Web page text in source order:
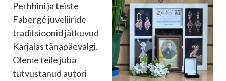
Perhhini ja teiste
Fabergé juveliiride
traditsioonid jätkuvud
Karjalas tänapäevalgi.
Oleme teile juba
tutvustanud autori